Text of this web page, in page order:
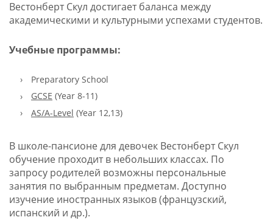
Вестонберт Скул достигает баланса между
академическими и культурными успехами студентов.
Учебные программы:
Preparatory School
GCSE (Year 8-11)
АS/A-Level (Year 12,13)
В школе-пансионе для девочек Вестонберт Скул
обучение проходит в небольших классах. По
запросу родителей возможны персональные
занятия по выбранным предметам. Доступно
изучение иностранных языков (французский,
испанский и др.).